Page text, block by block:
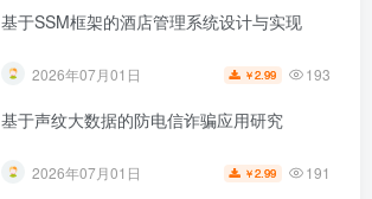
基于SSM框架的酒店管理系统设计与实现
2026年07月01日 ￥2.99 193
基于声纹大数据的防电信诈骗应用研究
2026年07月01日 ￥2.99 191